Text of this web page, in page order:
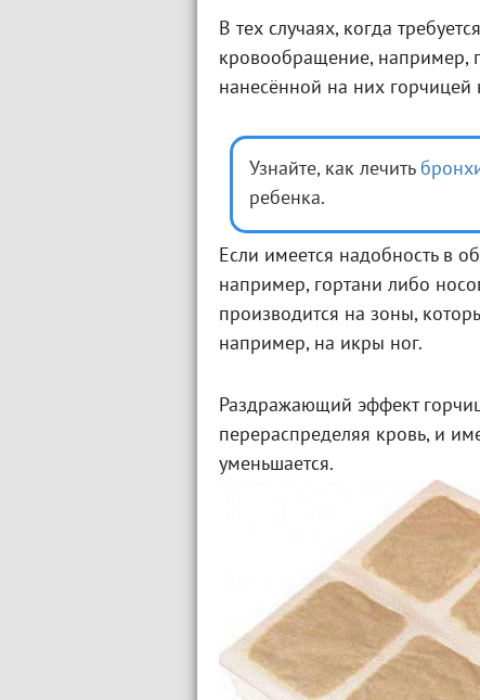
В тех случаях, когда
кровообращение, например,
нанесённой на них горчицей
Узнайте, как лечить
ребенка.
Если имеется надобность в
например, гортани либо
производится на зоны,
например, на икры ног.
Раздражающий эффект
перераспределяя кровь, и
уменьшается.